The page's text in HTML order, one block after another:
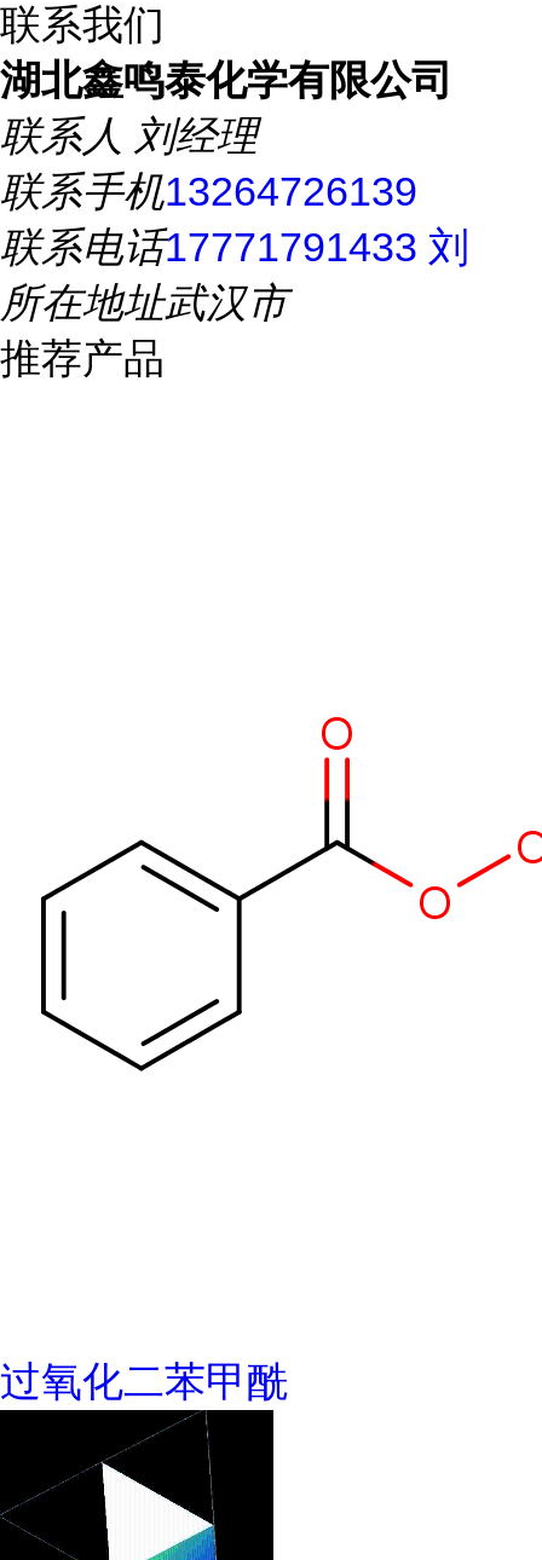
联系我们
湖北鑫鸣泰化学有限公司
联系人 刘经理
联系手机13264726139
联系电话17771791433 刘
所在地址武汉市
推荐产品
过氧化二苯甲酰